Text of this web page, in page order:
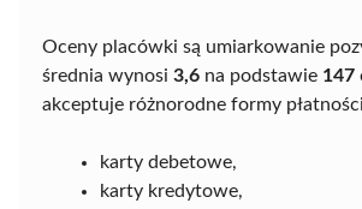
Oceny placówki są umiarkowanie
średnia wynosi 3,6 na podstawie 147
akceptuje różnorodne formy
karty debetowe,
karty kredytowe,